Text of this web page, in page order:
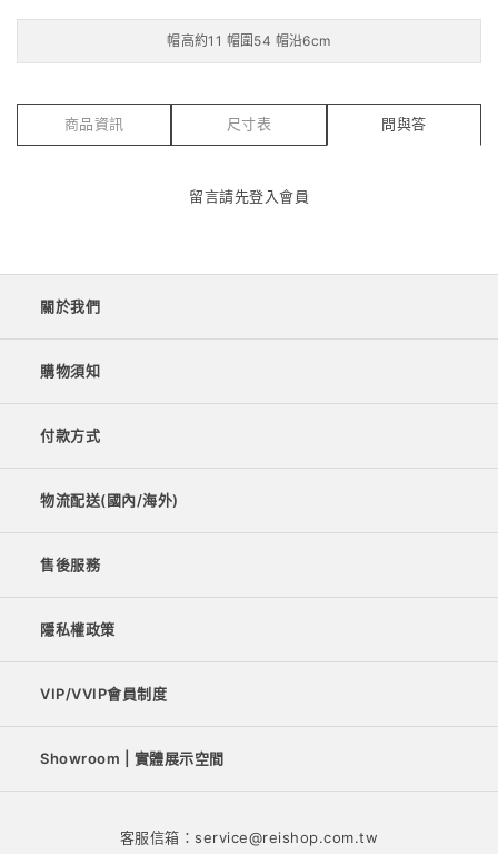
帽高約11 帽圍54 帽沿6cm
商品資訊 尺寸表 問與答
留言請先登入會員
關於我們
購物須知
付款方式
物流配送(國內/海外)
售後服務
隱私權政策
VIP/VVIP會員制度
Showroom | 實體展示空間
客服信箱：service@reishop.com.tw